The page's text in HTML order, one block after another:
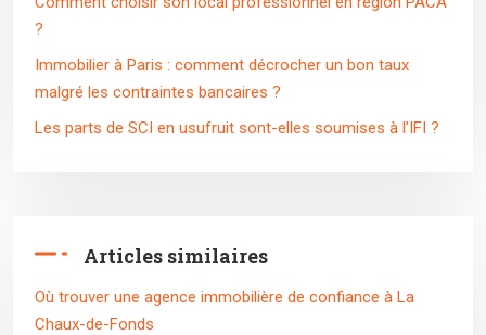
?
Immobilier à Paris : comment décrocher un bon taux
malgré les contraintes bancaires ?
Les parts de SCI en usufruit sont-elles soumises à l’IFI ?
Articles similaires
Où trouver une agence immobilière de confiance à La
Chaux-de-Fonds